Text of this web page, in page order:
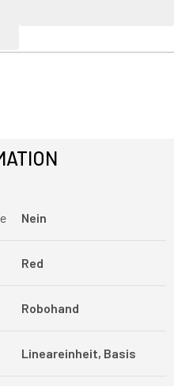
Nein
Red
Robohand
Lineareinheit, Basis